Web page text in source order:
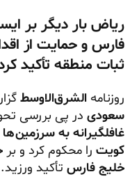
ریاض بار دیگر بر
فارس و حمایت از
ثبات منطقه تأکید
روزنامه الشرق‌الاوسط
سعودی در پی بررسی
غافلگیرانه به
کویت را محکوم کرد و بر
خلیج فارس تأکید ورزید.